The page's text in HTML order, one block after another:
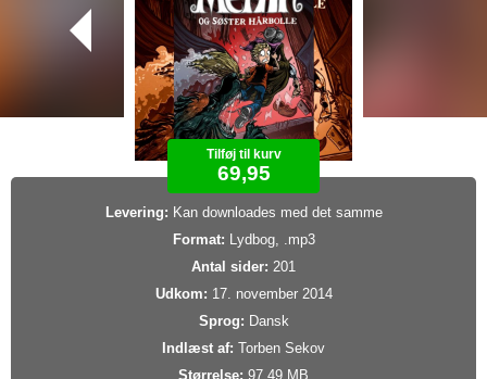
Tilføj til kurv
69,95
Levering: Kan downloades med det samme
Format: Lydbog, .mp3
Antal sider: 201
Udkom: 17. november 2014
Sprog: Dansk
Indlæst af: Torben Sekov
Størrelse: 97,49 MB